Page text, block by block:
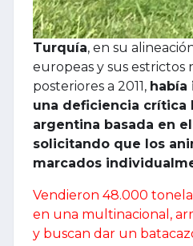
Turquía, en su
europeas y sus estrictos
posteriores a 2011,
una deficiencia crítica
argentina basada en
solicitando que los
marcados
Vendieron 48.000
en una multinacional,
y buscan dar un